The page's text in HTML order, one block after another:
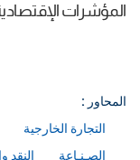
المؤشرات
المحاور :
التجارة الخارجية
الصـنـاعة
النقد